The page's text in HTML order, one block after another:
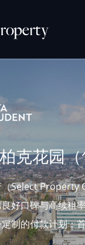
克花园
Select Property
好口碑与高续租
制的付款计划：